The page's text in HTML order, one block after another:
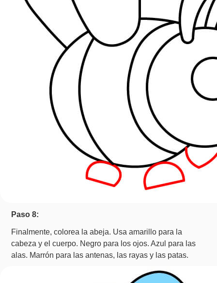
Paso 8:
Finalmente, colorea la abeja. Usa amarillo para la
cabeza y el cuerpo. Negro para los ojos. Azul para las
alas. Marrón para las antenas, las rayas y las patas.